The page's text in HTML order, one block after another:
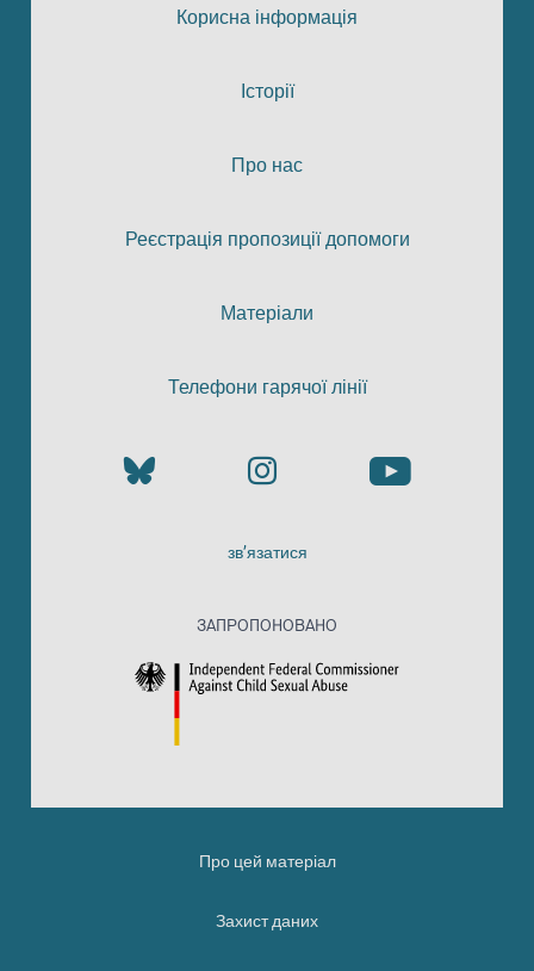
Корисна інформація
Історії
Про нас
Реєстрація пропозиції допомоги
Матеріали
Телефони гарячої лінії
зв’язатися
ЗАПРОПОНОВАНО
Про цей матеріал
Захист даних